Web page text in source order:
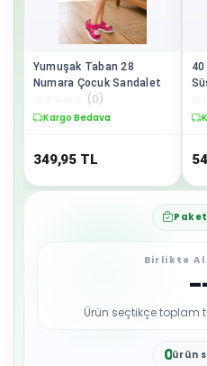
Yumuşak Taban 28
Numara Çocuk Sandalet
(0)
Kargo Bedava
349,95 TL
Birlikte Al
Ürün seçtikçe
0ürün